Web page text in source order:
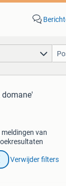
domane'
van
Verwijder filters